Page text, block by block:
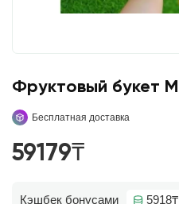
Фруктовый букет M
Бесплатная доставка
59179₸
Кэшбек бонусами 5918₸